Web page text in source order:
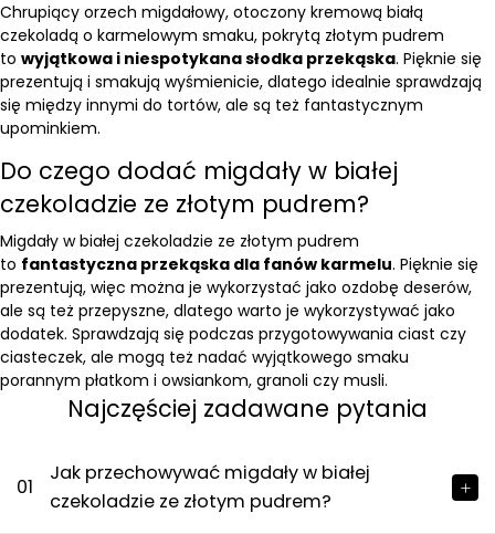
Chrupiący orzech migdałowy, otoczony kremową białą
czekoladą o karmelowym smaku, pokrytą złotym pudrem
to wyjątkowa i niespotykana słodka przekąska. Pięknie się
prezentują i smakują wyśmienicie, dlatego idealnie sprawdzają
się między innymi do tortów, ale są też fantastycznym
upominkiem.
Do czego dodać migdały w białej
czekoladzie ze złotym pudrem?
Migdały w białej czekoladzie ze złotym pudrem
to fantastyczna przekąska dla fanów karmelu. Pięknie się
prezentują, więc można je wykorzystać jako ozdobę deserów,
ale są też przepyszne, dlatego warto je wykorzystywać jako
dodatek. Sprawdzają się podczas przygotowywania ciast czy
ciasteczek, ale mogą też nadać wyjątkowego smaku
porannym płatkom i owsiankom, granoli czy musli.
Najczęściej zadawane pytania
01
Jak przechowywać migdały w białej
czekoladzie ze złotym pudrem?